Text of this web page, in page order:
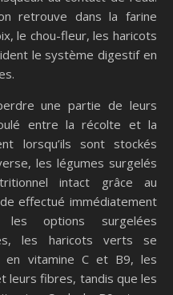
retrouve dans la farine
le chou-fleur, les haricots
le système digestif en
une partie de leurs
entre la récolte et la
lorsqu’ils sont stockés
les légumes surgelés
intact grâce au
effectué immédiatement
options surgelées
les haricots verts se
en vitamine C et B9, les
leurs fibres, tandis que les